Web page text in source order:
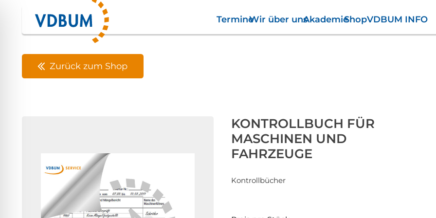
TermineWir über unsAkademieShopVDBUM INFO
Zurück zum Shop
KONTROLLBUCH FÜR
MASCHINEN UND
FAHRZEUGE
Kontrollbücher